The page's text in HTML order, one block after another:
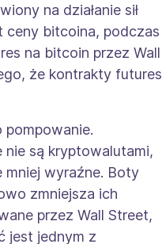
na działanie sił
ceny bitcoina, podczas
na bitcoin przez Wall
że kontrakty futures
pompowanie.
są kryptowalutami,
mniej wyraźne. Boty
zmniejsza ich
przez Wall Street,
jest jednym z